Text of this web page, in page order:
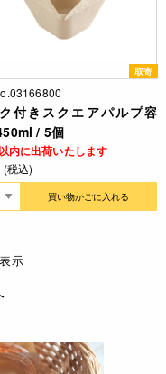
取寄
付きスクエアパルプ容
/ 5個
内に出荷いたします
税込)
買い物かごに入れる
示